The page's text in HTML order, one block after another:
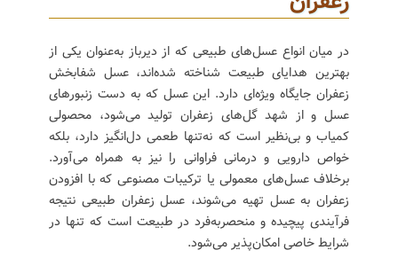
در میان انواع عسل‌های طبیعی که از دیرباز به‌عنوان یکی از
بهترین هدایای طبیعت شناخته شده‌اند، عسل شفابخش
زعفران جایگاه ویژه‌ای دارد. این عسل که به دست زنبورهای
عسل و از شهد گل‌های زعفران تولید می‌شود، محصولی
کمیاب و بی‌نظیر است که نه‌تنها طعمی دل‌انگیز دارد، بلکه
خواص دارویی و درمانی فراوانی را نیز به همراه می‌آورد.
برخلاف عسل‌های معمولی یا ترکیبات مصنوعی که با افزودن
زعفران به عسل تهیه می‌شوند، عسل زعفران طبیعی نتیجه
فرآیندی پیچیده و منحصربه‌فرد در طبیعت است که تنها در
شرایط خاصی امکان‌پذیر می‌شود.